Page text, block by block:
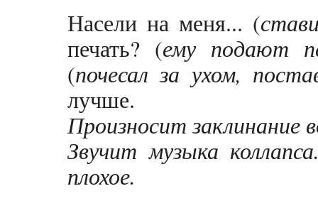
Насели на меня... (
печать? (ему подают
(почесал за ухом,
лучше.
Произносит
Звучит музыка
плохое.